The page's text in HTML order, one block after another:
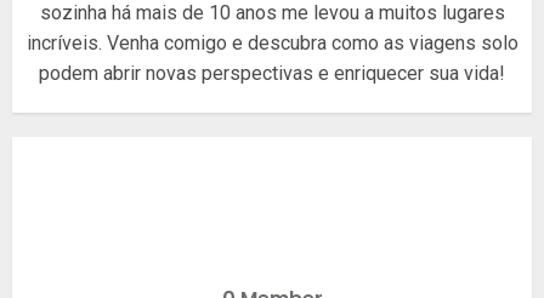
sozinha há mais de 10 anos me levou a muitos lugares
incríveis. Venha comigo e descubra como as viagens solo
podem abrir novas perspectivas e enriquecer sua vida!